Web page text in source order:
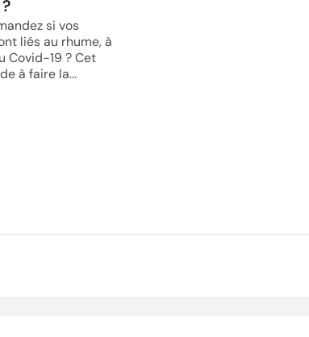
si vos
liés au rhume, à
Covid-19 ? Cet
à faire la...